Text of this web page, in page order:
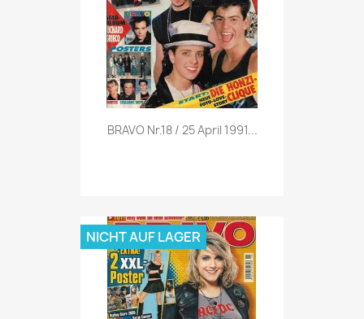
Vorschau
BRAVO Nr.18 / 25 April 1991...
NICHT AUF LAGER